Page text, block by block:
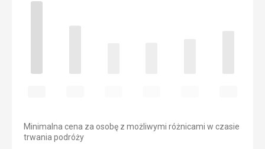
Minimalna cena za osobę z możliwymi różnicami w czasie
trwania podróży